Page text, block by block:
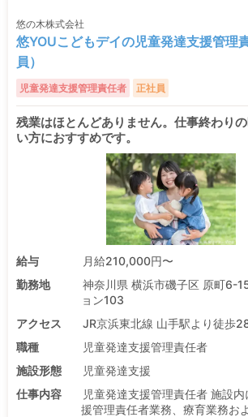
悠の木株式会社
悠YOUこどもデイの児童発達支援管理
員）
児童発達支援管理責任者 正社員
残業はほとんどありません。仕事終わり
い方におすすめです。
給与
月給210,000円〜
勤務地
神奈川県 横浜市磯子区 原町6-
ョン103
アクセス
JR京浜東北線 山手駅より徒歩
職種
児童発達支援管理責任者
施設形態
児童発達支援
仕事内容
児童発達支援管理責任者 施設
援管理責任者業務、療育業務お